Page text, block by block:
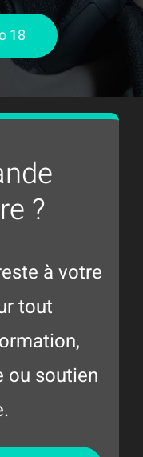
18
?
à votre
tout
ou soutien